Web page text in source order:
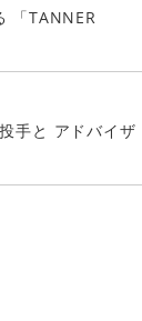
「TANNER
手と アドバイザ